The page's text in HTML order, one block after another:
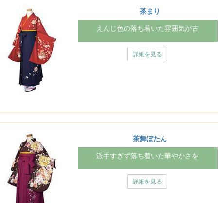
茶まり
えんじ色の落ち着いた雰囲気が古
詳細を見る
茶舞ぼたん
派手すぎず落ち着いた華やかさを
詳細を見る